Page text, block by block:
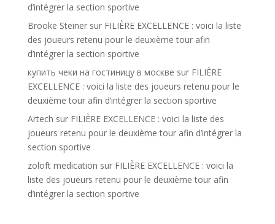
d’intégrer la section sportive
Brooke Steinersur FILIÈRE EXCELLENCE : voici la liste
des joueurs retenu pour le deuxième tour afin
d’intégrer la section sportive
купить чеки на гостиницу в москве sur FILIÈRE
EXCELLENCE : voici la liste des joueurs retenu pour le
deuxième tour afin d’intégrer la section sportive
Artech sur FILIÈRE EXCELLENCE : voici la liste des
joueurs retenu pour le deuxième tour afin d’intégrer la
section sportive
zoloft medication sur FILIÈRE EXCELLENCE : voici la
liste des joueurs retenu pour le deuxième tour afin
d’intégrer la section sportive